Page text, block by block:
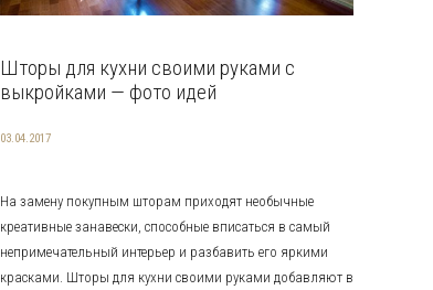
Шторы для кухни своими руками с
выкройками — фото идей
03.04.2017
На замену покупным шторам приходят необычные
креативные занавески, способные вписаться в самый
непримечательный интерьер и разбавить его яркими
красками. Шторы для кухни своими руками добавляют в